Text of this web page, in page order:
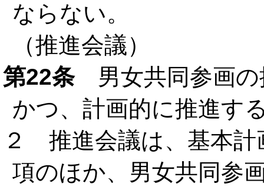
ならない。
（推進会議）
第22条男女共同参画の
かつ、計画的に推進す
２ 推進会議は、基本計
項のほか、男女共同参